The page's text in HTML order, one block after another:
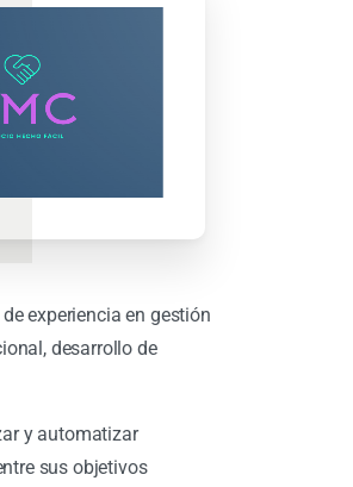
experiencia en gestión
desarrollo de
y automatizar
sus objetivos